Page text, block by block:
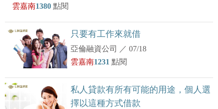
雲嘉南1380 點閱
只要有工作來就借
亞倫融資公司 ／07/18
雲嘉南1231點閱
私人貸款有所有可能的用途，個人選
擇以這種方式借款